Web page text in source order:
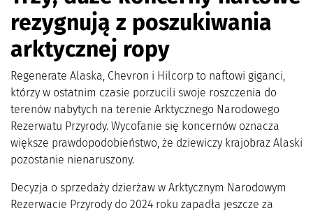
rezygnują z poszukiwania
arktycznej ropy
Regenerate Alaska, Chevron i Hilcorp to naftowi giganci,
którzy w ostatnim czasie porzucili swoje roszczenia do
terenów nabytych na terenie Arktycznego Narodowego
Rezerwatu Przyrody. Wycofanie się koncernów oznacza
większe prawdopodobieństwo, że dziewiczy krajobraz Alaski
pozostanie nienaruszony.
Decyzja o sprzedaży dzierżaw w Arktycznym Narodowym
Rezerwacie Przyrody do 2024 roku zapadła jeszcze za